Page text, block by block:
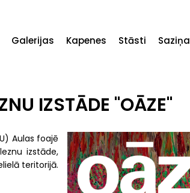
Galerijas Kapenes Stāsti Saziņa
IZSTĀDE "OĀZE"
Aulas foajē
izstāde,
teritorijā.